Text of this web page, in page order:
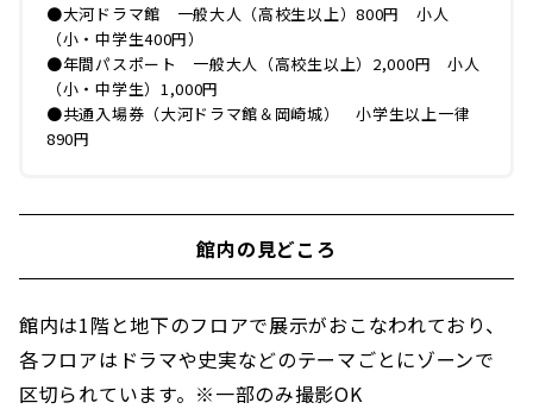
●大河ドラマ館 一般大人（高校生以上）800円 小人
（小・中学生400円）
●年間パスポート 一般大人（高校生以上）2,000円 小人
（小・中学生）1,000円
●共通入場券（大河ドラマ館＆岡崎城） 小学生以上一律
890円
館内の見どころ
館内は1階と地下のフロアで展示がおこなわれており、
各フロアはドラマや史実などのテーマごとにゾーンで
区切られています。※一部のみ撮影OK